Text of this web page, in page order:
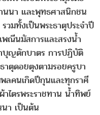
นนา และพุทธศาสนิกชน
วมทั้งเป็นพระธาตุประจำปี
พณีนมัสการและสรงน้ำ
บุญตักบาตร การปฏิบัติ
าตุดอยตุงตามรอยครูบา
ลคนเกิดปีกุนและทุกราศี
ไตรพระราชทาน น้ำทิพย์
า เป็นต้น